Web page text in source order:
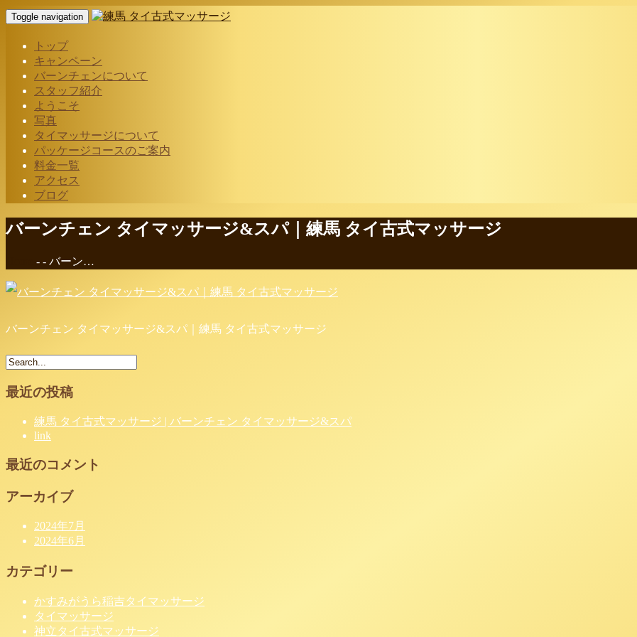
Toggle navigation
トップ
キャンペーン
バーンチェンについて
スタッフ紹介
ようこそ
写真
タイマッサージについて
パッケージコースのご案内
料金一覧
アクセス
ブログ
バーンチェン タイマッサージ&スパ｜練馬 タイ古式マッサージ
- - バーン…
バーンチェン タイマッサージ&スパ｜練馬 タイ古式マッサージ
最近の投稿
練馬 タイ古式マッサージ | バーンチェン タイマッサージ&スパ
link
最近のコメント
アーカイブ
2024年7月
2024年6月
カテゴリー
かすみがうら稲吉タイマッサージ
タイマッサージ
神立タイ古式マッサージ